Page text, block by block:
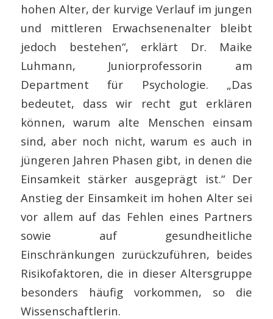
hohen Alter, der kurvige Verlauf im jungen
und mittleren Erwachsenenalter bleibt
jedoch bestehen“, erklärt Dr. Maike
Luhmann, Juniorprofessorin am
Department für Psychologie. „Das
bedeutet, dass wir recht gut erklären
können, warum alte Menschen einsam
sind, aber noch nicht, warum es auch in
jüngeren Jahren Phasen gibt, in denen die
Einsamkeit stärker ausgeprägt ist.“ Der
Anstieg der Einsamkeit im hohen Alter sei
vor allem auf das Fehlen eines Partners
sowie auf gesundheitliche
Einschränkungen zurückzuführen, beides
Risikofaktoren, die in dieser Altersgruppe
besonders häufig vorkommen, so die
Wissenschaftlerin.